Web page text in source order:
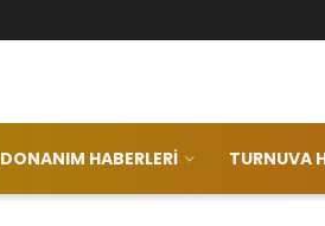
DONANIM HABERLERI TURNUVA